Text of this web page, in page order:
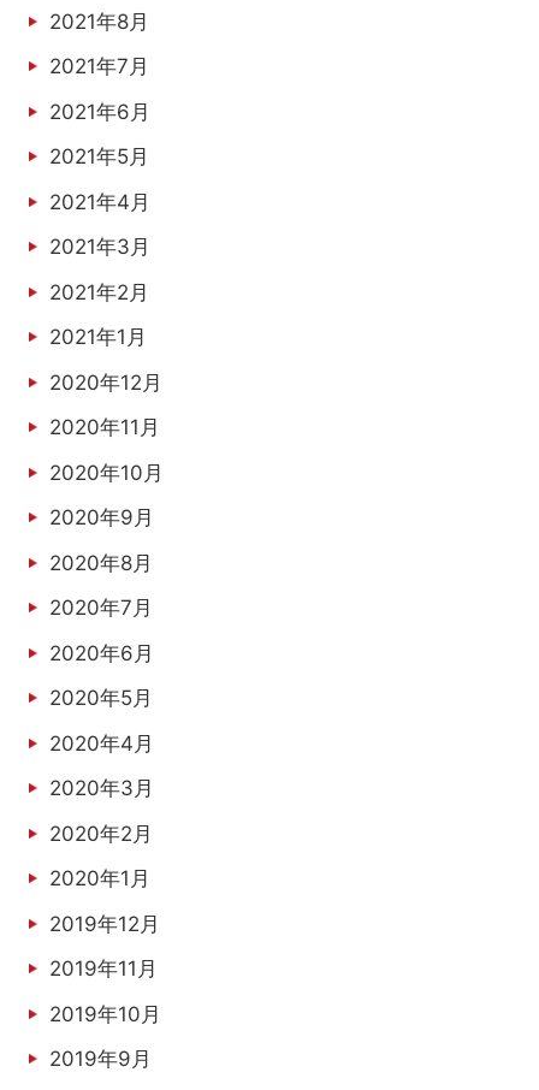
2021年8月
2021年7月
2021年6月
2021年5月
2021年4月
2021年3月
2021年2月
2021年1月
2020年12月
2020年11月
2020年10月
2020年9月
2020年8月
2020年7月
2020年6月
2020年5月
2020年4月
2020年3月
2020年2月
2020年1月
2019年12月
2019年11月
2019年10月
2019年9月